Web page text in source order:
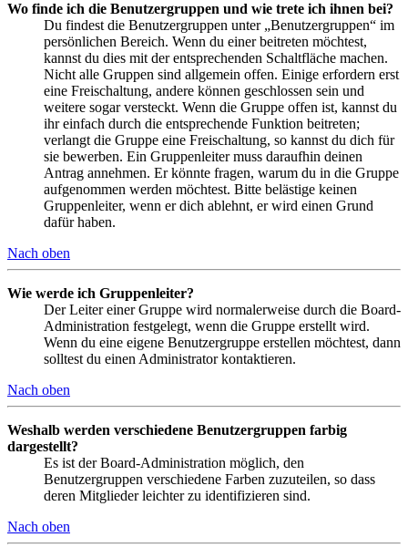
Wo finde ich die Benutzergruppen und wie trete ich ihnen bei?
Du findest die Benutzergruppen unter „Benutzergruppen“ im
persönlichen Bereich. Wenn du einer beitreten möchtest,
kannst du dies mit der entsprechenden Schaltfläche machen.
Nicht alle Gruppen sind allgemein offen. Einige erfordern erst
eine Freischaltung, andere können geschlossen sein und
weitere sogar versteckt. Wenn die Gruppe offen ist, kannst du
ihr einfach durch die entsprechende Funktion beitreten;
verlangt die Gruppe eine Freischaltung, so kannst du dich für
sie bewerben. Ein Gruppenleiter muss daraufhin deinen
Antrag annehmen. Er könnte fragen, warum du in die Gruppe
aufgenommen werden möchtest. Bitte belästige keinen
Gruppenleiter, wenn er dich ablehnt, er wird einen Grund
dafür haben.
Nach oben
Wie werde ich Gruppenleiter?
Der Leiter einer Gruppe wird normalerweise durch die Board-
Administration festgelegt, wenn die Gruppe erstellt wird.
Wenn du eine eigene Benutzergruppe erstellen möchtest, dann
solltest du einen Administrator kontaktieren.
Nach oben
Weshalb werden verschiedene Benutzergruppen farbig
dargestellt?
Es ist der Board-Administration möglich, den
Benutzergruppen verschiedene Farben zuzuteilen, so dass
deren Mitglieder leichter zu identifizieren sind.
Nach oben